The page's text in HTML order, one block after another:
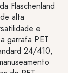
Flaschenland
alta
e
garrafa PET
24/410,